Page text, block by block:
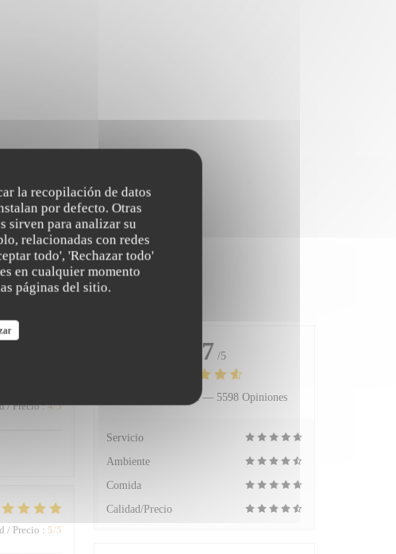
la recopilación de datos
por defecto. Otras
sirven para analizar su
relacionadas con redes
todo', 'Rechazar todo'
en cualquier momento
páginas del sitio.
/ Precio: 4/5
/ Precio : 5/5
4.7 /5
Valoración media — 5598 Opiniones
Servicio
Ambiente
Comida
Calidad/Precio